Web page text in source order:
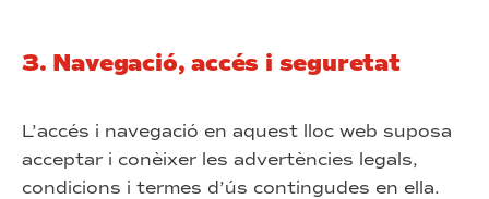
3. Navegació, accés i seguretat
L’accés i navegació en aquest lloc web suposa
acceptar i conèixer les advertències legals,
condicions i termes d’ús contingudes en ella.